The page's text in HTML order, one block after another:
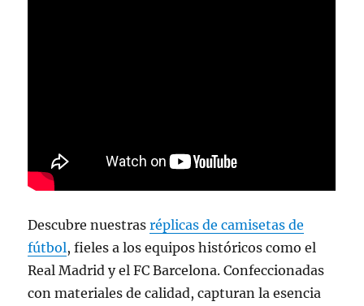
Descubre nuestrasréplicas de camisetas de
fútbol, fieles a los equipos históricos como el
Real Madrid y el FC Barcelona. Confeccionadas
con materiales de calidad, capturan la esencia